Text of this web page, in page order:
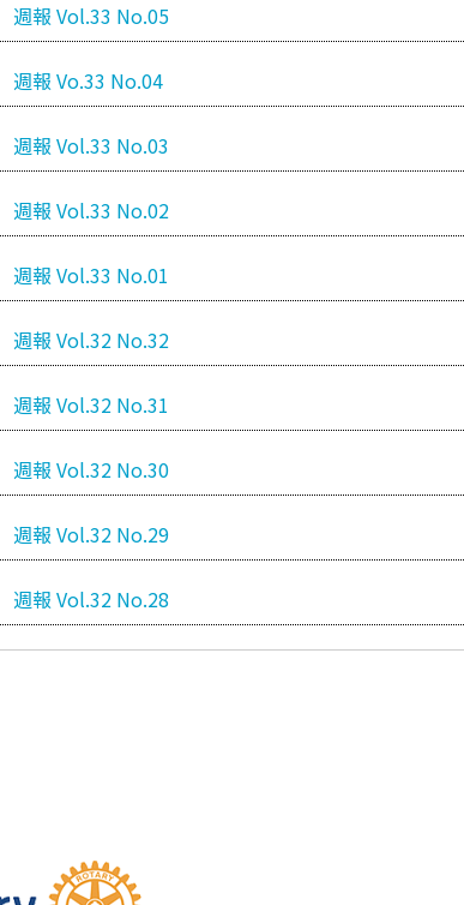
週報 Vol.33 No.05
週報 Vo.33 No.04
週報 Vol.33 No.03
週報 Vol.33 No.02
週報 Vol.33 No.01
週報 Vol.32 No.32
週報 Vol.32 No.31
週報 Vol.32 No.30
週報 Vol.32 No.29
週報 Vol.32 No.28